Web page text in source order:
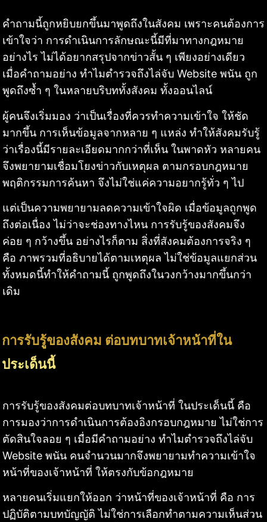
คำถามนี้ถูกหยิบยกขึ้นมาพูดถึงในสังคม เพราะคนต้องการ
เข้าใจว่า การดำเนินการลักษณะนี้มีที่มาทางกฎหมาย
อย่างไร ไม่ได้อยากสรุปจากข่าวสั้น ๆ เพียงอย่างเดียว
เมื่อคำถามอย่าง ทำไมตำรวจถึงไล่จับ Website พนัน ถูก
พูดถึงซ้ำ ๆ ในหลายบริบททั้งสังคม ทั้งออนไลน์
ผู้คนจึงเริ่มมอง ว่าเป็นเรื่องที่ควรทำความเข้าใจ ให้ชัด
มากขึ้น การเห็นข้อมูลจากหลาย ๆ แหล่ง ทำให้สังคมรับรู้
ว่าเรื่องนี้มีรายละเอียดมากกว่าที่เห็น ในพาดหัว หลายคน
จึงพยายามเชื่อมโยงข่าวกับเหตุผล ตามกรอบกฎหมาย
พฤติกรรมการค้นหา จึงไม่ใช่แค่ความอยากรู้ทั่ว ๆ ไป
แต่เป็นความพยายามลดความเข้าใจผิด เมื่อข้อมูลถูกพูด
ถึงต่อเนื่อง ไม่ว่าจะช่องทางไหน การรับรู้ของสังคมจึง
ค่อย ๆ กว้างขึ้น อย่างไรก็ตาม สิ่งที่สังคมต้องการจริง ๆ
คือ ภาพรวมที่อธิบายได้ตามเหตุผล ไม่ใช่ข้อมูลแยกส่วน
ทั้งหมดนี้ทำให้คำถามนี้ ถูกพูดถึงในวงกว้างมากขึ้นกว่า
เดิม
การรับรู้ของสังคม ต่อบทบาทเจ้าหน้าที่ใน
ประเด็นนี้
การรับรู้ของสังคมต่อบทบาทเจ้าหน้าที่ ในประเด็นนี้ คือ
การมองว่าการดำเนินการต้องอิงกรอบกฎหมาย ไม่ใช่การ
ตัดสินใจลอย ๆ เมื่อมีคำถามอย่าง ทำไมตำรวจถึงไล่จับ
Website พนัน คนจำนวนมากจึงพยายามทำความเข้าใจ
หน้าที่ของเจ้าหน้าที่ ให้ตรงกับข้อกฎหมาย
หลายคนเริ่มแยกให้ออก ว่าหน้าที่ของเจ้าหน้าที่ คือ การ
ปฏิบัติตามบทบัญญัติ ไม่ใช่การเลือกทำตามความเห็นส่วน